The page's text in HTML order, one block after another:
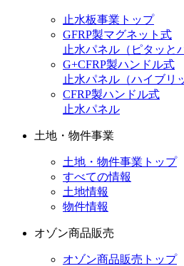
止水板事業トップ
GFRP製マグネット式
止水パネル（ピタッと
G+CFRP製ハンドル式
止水パネル（ハイブリ
CFRP製ハンドル式
止水パネル
土地・物件事業
土地・物件事業トップ
すべての情報
土地情報
物件情報
オゾン商品販売
オゾン商品販売トップ